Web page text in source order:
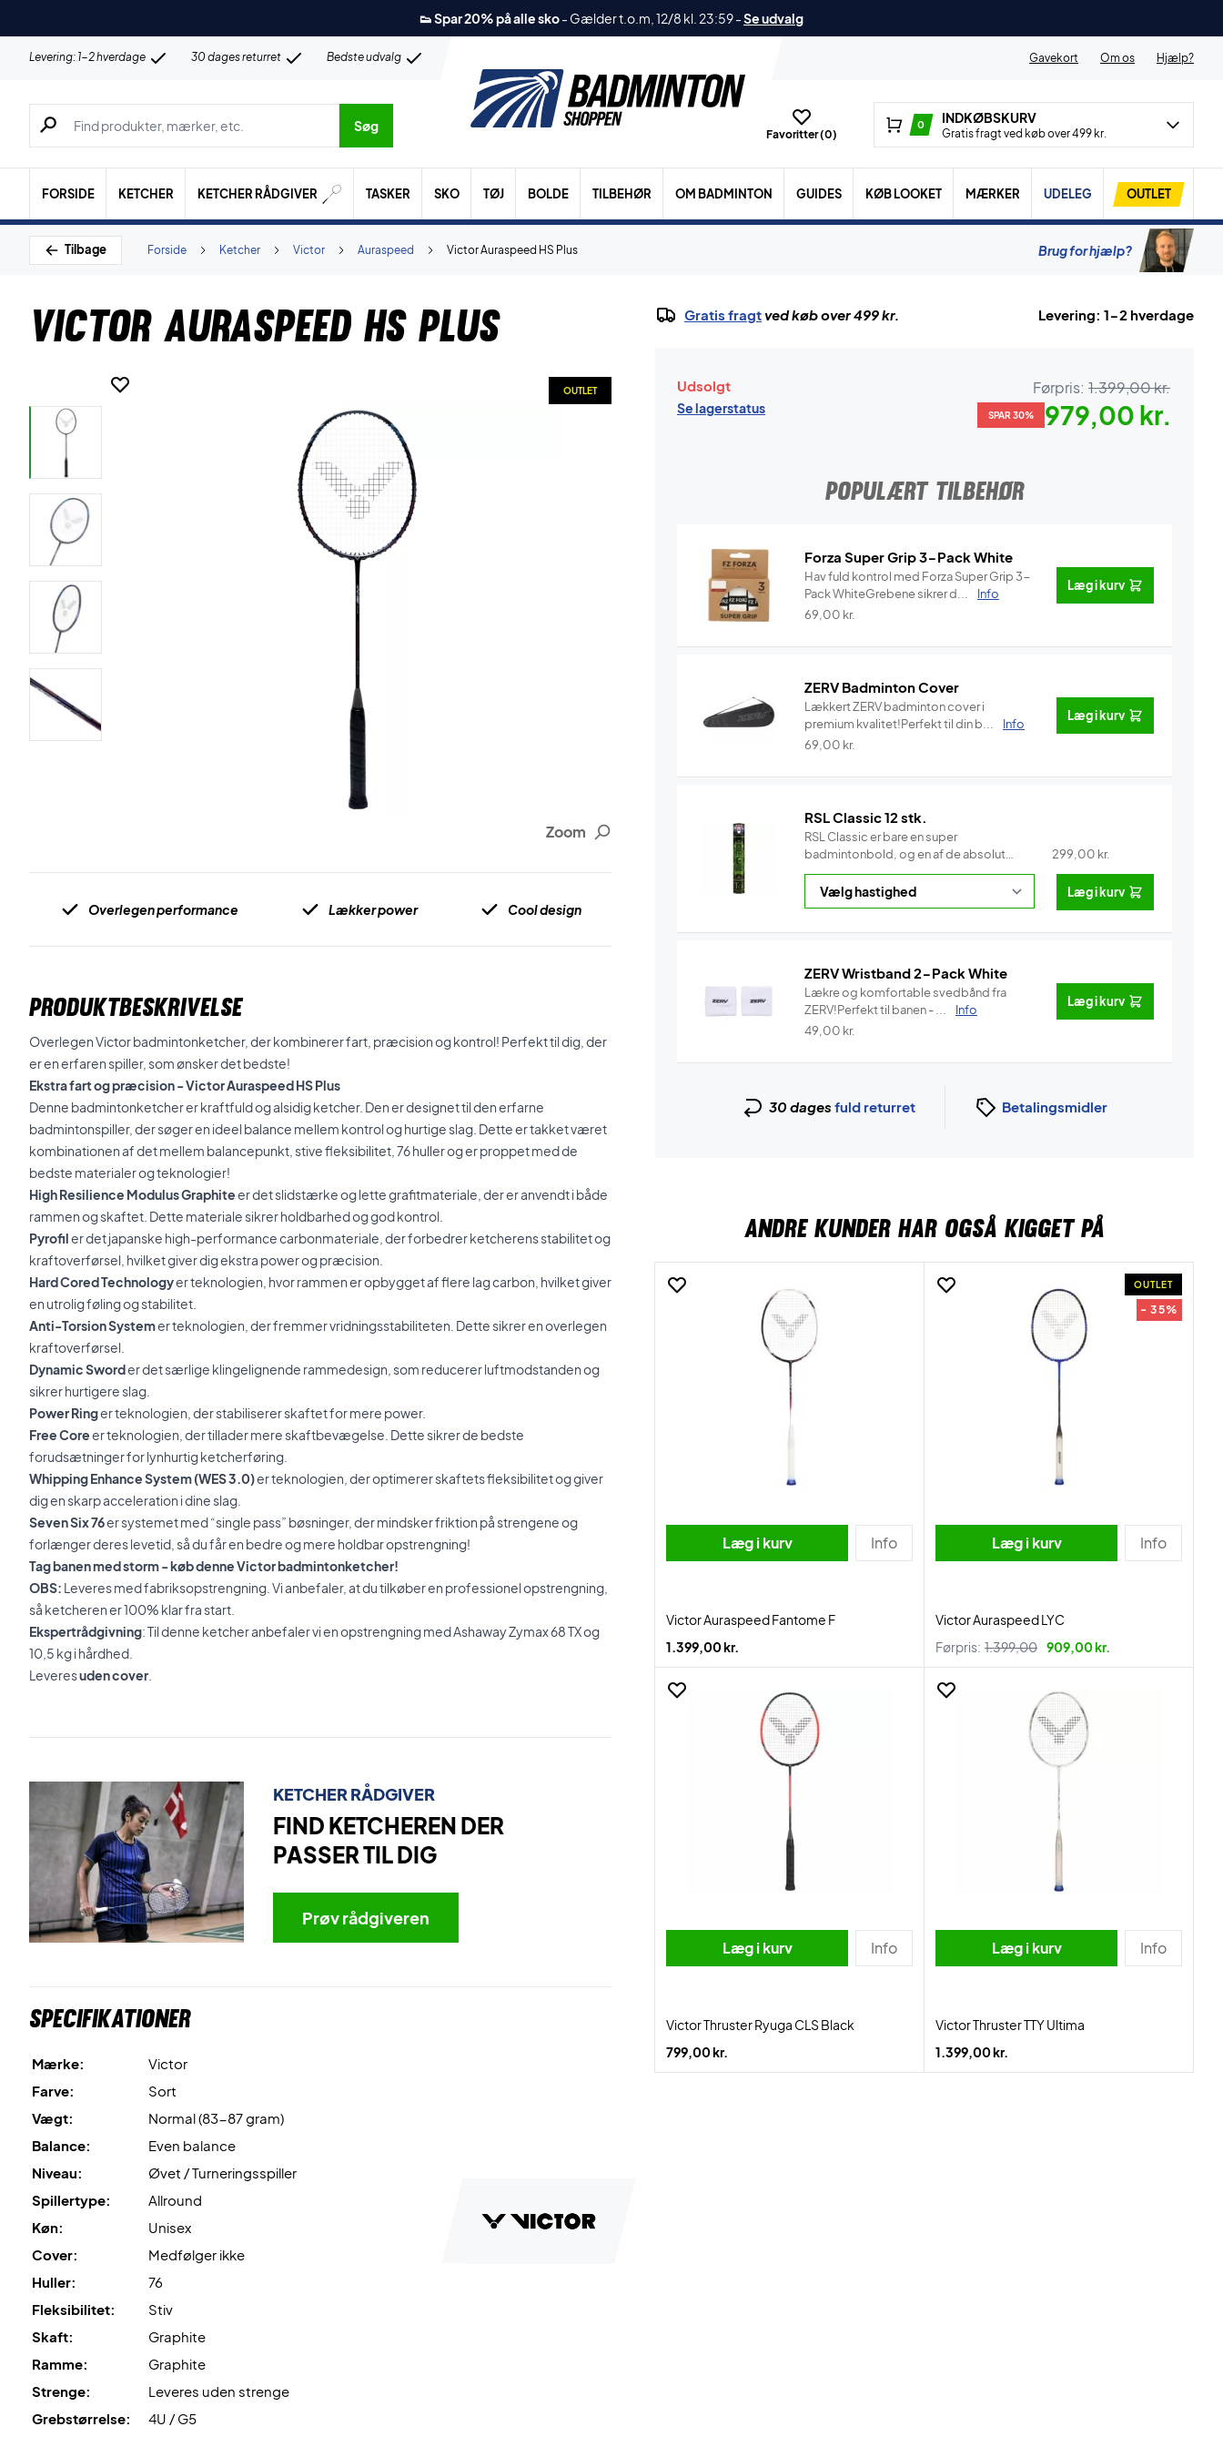
👟 Spar 20% på alle sko- Gælder t.o.m, 12/8 kl. 23:59-Se udvalg
Levering: 1-2 hverdage 30 dages returret Bedste udvalg Gavekort Om os Hjælp?
Søg efter produkter, mærker etc.
Søg
Favoritter (0)
0 INDKØBSKURV
Gratis fragt ved køb over 499 kr.
FORSIDE KETCHER KETCHER RÅDGIVER TASKER SKO TØJ BOLDE TILBEHØR OM BADMINTON GUIDES KØB LOOKET MÆRKER UDELEG OUTLET
Tilbage Victor Auraspeed HS Plus
Auraspeed
Victor
Ketcher
Forside Brug for hjælp?
Victor Auraspeed HS Plus
Zoom
OUTLET
Overlegen performance Lækker power Cool design
PRODUKTBESKRIVELSE
Overlegen Victor badmintonketcher, der kombinerer fart, præcision og kontrol! Perfekt til dig, der
er en erfaren spiller, som ønsker det bedste!
Ekstra fart og præcision - Victor Auraspeed HS Plus
Denne badmintonketcher er kraftfuld og alsidig ketcher. Den er designet til den erfarne
badmintonspiller, der søger en ideel balance mellem kontrol og hurtige slag. Dette er takket været
kombinationen af det mellem balancepunkt, stive fleksibilitet, 76 huller og er proppet med de
bedste materialer og teknologier!
High Resilience Modulus Graphiteer det slidstærke og lette grafitmateriale, der er anvendt i både
rammen og skaftet. Dette materiale sikrer holdbarhed og god kontrol.
Pyrofiler det japanske high-performance carbonmateriale, der forbedrer ketcherens stabilitet og
kraftoverførsel, hvilket giver dig ekstra power og præcision.
Hard Cored Technologyer teknologien, hvor rammen er opbygget af flere lag carbon, hvilket giver
en utrolig føling og stabilitet.
Anti-Torsion Systemer teknologien, der fremmer vridningsstabiliteten. Dette sikrer en overlegen
kraftoverførsel.
Dynamic Sworder det særlige klingelignende rammedesign, som reducerer luftmodstanden og
sikrer hurtigere slag.
Power Ringer teknologien, der stabiliserer skaftet for mere power.
Free Coreer teknologien, der tillader mere skaftbevægelse. Dette sikrer de bedste
forudsætninger for lynhurtig ketcherføring.
Whipping Enhance System (WES 3.0)er teknologien, der optimerer skaftets fleksibilitet og giver
dig en skarp acceleration i dine slag.
Seven Six 76er systemet med “single pass” bøsninger, der mindsker friktion på strengene og
forlænger deres levetid, så du får en bedre og mere holdbar opstrengning!
Tag banen med storm - køb denne Victor badmintonketcher!
OBS: Leveres med fabriksopstrengning. Vi anbefaler, at du tilkøber en professionel opstrengning,
så ketcheren er 100% klar fra start.
Ekspertrådgivning: Til denne ketcher anbefaler vi en opstrengning med Ashaway Zymax 68 TX og
10,5 kg i hårdhed.
Leveresuden cover
KETCHER RÅDGIVER
FIND KETCHEREN DER
PASSER TIL DIG
Prøv rådgiveren
Specifikationer
Mærke:
Victor
Farve:
Sort
Vægt:
Normal (83-87 gram)
Balance:
Even balance
Niveau:
Øvet / Turneringsspiller
Spillertype:
Allround
Køn:
Unisex
Cover:
Medfølger ikke
Huller:
76
Fleksibilitet:
Stiv
Skaft:
Graphite
Ramme:
Graphite
Strenge:
Leveres uden strenge
Grebstørrelse:
4U / G5
Gratis fragtved køb over 499 kr. Levering: 1-2 hverdage
Udsolgt
Se lagerstatus
Førpris: 1.399,00 kr.
SPAR 30% 979,00 kr.
POPULÆRT TILBEHØR
Forza Super Grip 3-Pack White
Hav fuld kontrol med Forza Super Grip 3-
Pack WhiteGrebene sikrer d...
Info
69,00 kr.
Læg i kurv
ZERV Badminton Cover
Lækkert ZERV badminton cover i
premium kvalitet!Perfekt til din b...
Info
69,00 kr.
Læg i kurv
RSL Classic 12 stk.
RSL Classic er bare en super
badmintonbold, og en af de absolut
be... Info
299,00 kr.
Læg i kurv
ZERV Wristband 2-Pack White
Lækre og komfortable svedbånd fra
ZERV!Perfekt til banen - ...
Info
49,00 kr.
Læg i kurv
30 dages fuld returret Betalingsmidler
ANDRE KUNDER HAR OGSÅ KIGGET PÅ
Læg i kurv Info
Victor Auraspeed Fantome F
1.399,00 kr.
OUTLET
- 35%
Læg i kurv Info
Victor Auraspeed LYC
Førpris: 1.399,00 909,00 kr.
Læg i kurv Info
Victor Thruster Ryuga CLS Black
799,00 kr.
Læg i kurv Info
Victor Thruster TTY Ultima
1.399,00 kr.